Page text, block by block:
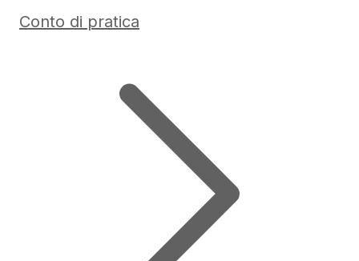
Conto di pratica